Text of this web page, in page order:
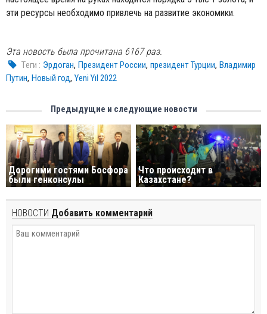
эти ресурсы необходимо привлечь на развитие экономики.
Эта новость была прочитана 6167 раз.
Tеги : Эрдоган,Президент России,президент Турции,Владимир
Путин, Новый год, Yeni Yıl 2022
Предыдущие и следующие новости
Дорогими гостями Босфора
были генконсулы
Что происходит в
Казахстане?
НОВОСТИ Добавить комментарий